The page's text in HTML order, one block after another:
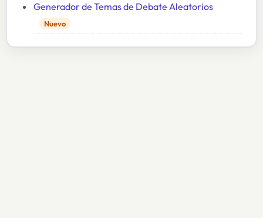
Generador de Temas de Debate Aleatorios
Nuevo